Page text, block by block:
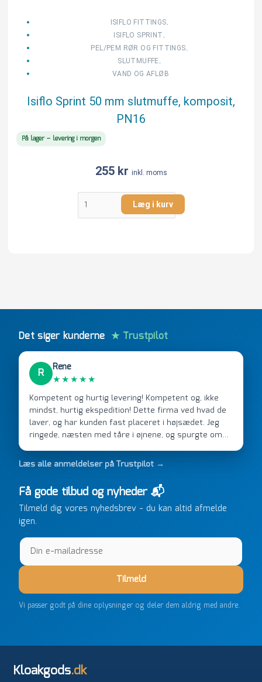
ISIFLO FITTINGS,
ISIFLO SPRINT ,
PEL/PEM RØR OG FITTINGS,
SLUTMUFFE,
VAND OG AFLØB
Isiflo Sprint 50 mm slutmuffe, komposit,
PN16
På lager – levering i morgen
255 kr inkl. moms
slutmuffe,
PN16
Læg i kurv
Det siger kunderne ★ Trustpilot
R Rene
★★★★★
Kompetent og hurtig levering! Kompetent og, ikke
mindst, hurtig ekspedition! Dette firma ved hvad de
laver, og har kunden fast placeret i højsædet. Jeg
ringede, næsten med tåre i øjnene, og spurgte om
ikke kunne overholde en 2 måneder gammel aftale.
Jeg ringede onsdag kl 16, og min store ordre kom
dagen efter kl 6.45! Kan slet ikke få armene ned, og
næste gang jeg skal bruge noget, vil jeg ringe til dem
FØRST. De varmeste og venligste hilsner fra Rene
Læs alle anmeldelser på Trustpilot →
Få gode tilbud og nyheder 📬
Tilmeld dig vores nyhedsbrev - du kan altid afmelde
igen.
Tilmeld
Vi passer godt på dine oplysninger og deler dem aldrig med andre.
Kloakgods.dk